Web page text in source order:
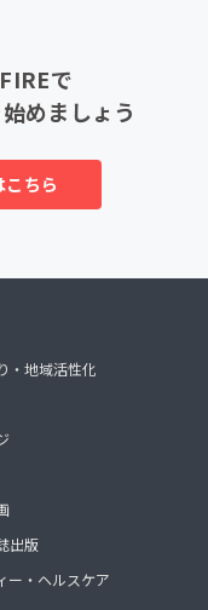
で
めましょう
ちら
・地域活性化
出版
ー・ヘルスケア